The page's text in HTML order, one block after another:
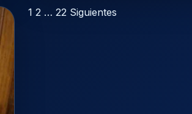
Paginación
1 2 … 22 Siguientes